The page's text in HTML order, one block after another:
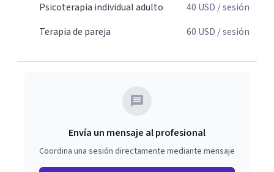
Psicoterapia individual adulto
40 USD / sesión
Terapia de pareja
60 USD / sesión
Envía un mensaje al profesional
Coordina una sesión directamente mediante mensaje